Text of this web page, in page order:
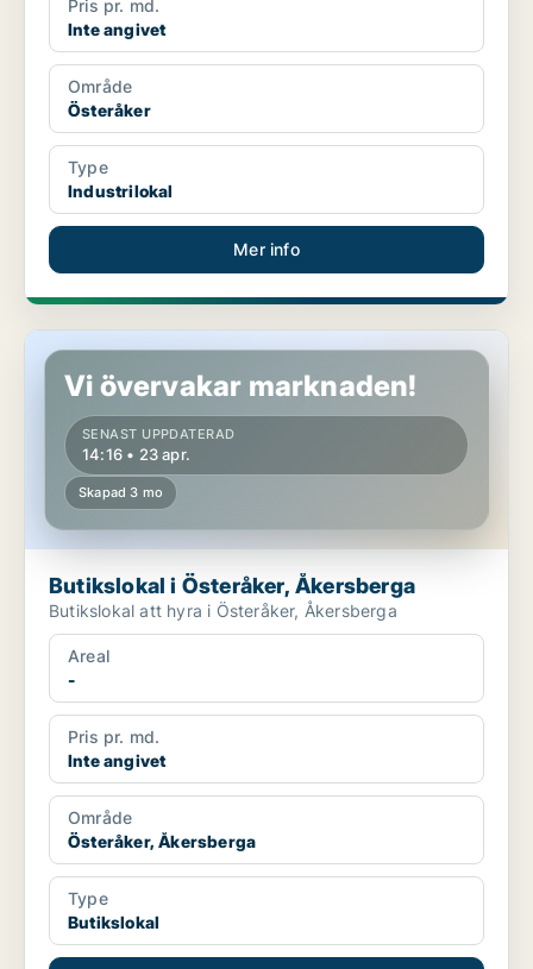
Pris pr. md.
Inte angivet
Område
Österåker
Type
Industrilokal
Mer info
Butikslokal i Österåker, Åkersberga
Vi övervakar marknaden!
SENAST UPPDATERAD
14:16 • 23 apr.
Skapad 3 mo
Butikslokal i Österåker, Åkersberga
Butikslokal att hyra i Österåker, Åkersberga
Areal
-
Pris pr. md.
Inte angivet
Område
Österåker, Åkersberga
Type
Butikslokal